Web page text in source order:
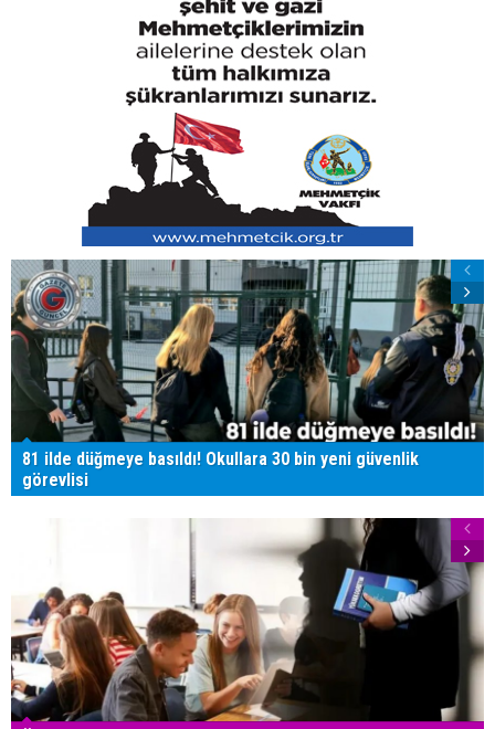
81 ilde düğmeye basıldı! Okullara 30 bin yeni güvenlik
görevlisi